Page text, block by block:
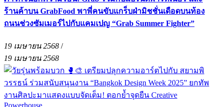
ร้านค้าบน GrabFood พาพี่คนขับแกร็บฝ่ามิชชั่นเดือดบนท้อง
ถนนช่วงซัมเมอร์ไปกับแคมเปญ “Grab Summer Fighter”
19 เมษายน 2568 /
19 เมษายน 2568